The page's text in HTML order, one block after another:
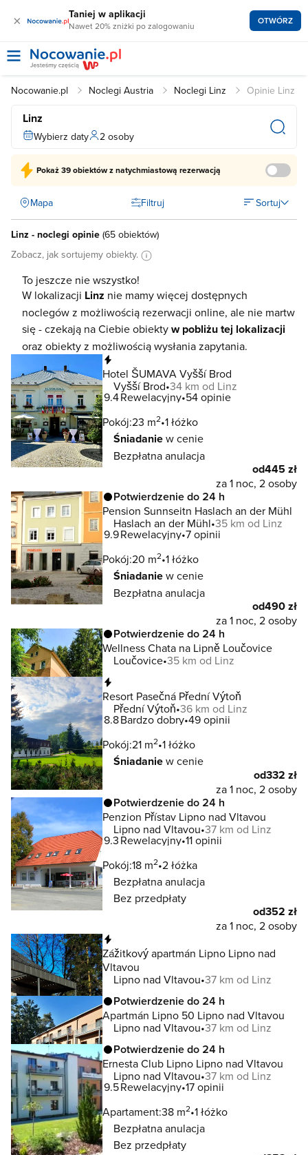
× Taniej w aplikacji
Nawet 20% zniżki po zalogowaniu OTWÓRZ
Nocowanie.pl Noclegi Austria Noclegi Linz Opinie Linz
Linz
Wybierz daty 2 osoby
Pokaż39 obiektówz natychmiastową rezerwacją
Mapa Filtruj Sortuj
Linz - noclegi opinie (65 obiektów)
Zobacz, jak sortujemy obiekty.
To jeszcze nie wszystko!
W lokalizacji Linz nie mamy więcej dostępnych
noclegów z możliwością rezerwacji online, ale nie martw
się - czekają na Ciebie obiektyw pobliżu tej lokalizacji
oraz obiekty z możliwością wysłania zapytania.
Hotel ŠUMAVA Vyšší Brod
Vyšší Brod 34 km od Linz
9.4Rewelacyjny 54 opinie
Pokój:23 m2 1 łóżko
Śniadaniew cenie
Bezpłatna anulacja
od445 zł
za 1 noc, 2 osoby
Potwierdzenie do 24 h
Pension Sunnseitn Haslach an der Mühl
Haslach an der Mühl 35 km od Linz
9.9Rewelacyjny 7 opinii
Pokój:20 m2 1 łóżko
Śniadaniew cenie
Bezpłatna anulacja
od490 zł
za 1 noc, 2 osoby
Potwierdzenie do 24 h
Wellness Chata na Lipně Loučovice
Loučovice 35 km od Linz
Resort Pasečná Přední Výtoň
Přední Výtoň 36 km od Linz
8.8Bardzo dobry 49 opinii
Pokój:21 m2 1 łóżko
Śniadaniew cenie
od332 zł
za 1 noc, 2 osoby
Potwierdzenie do 24 h
Penzion Přístav Lipno nad Vltavou
Lipno nad Vltavou 37 km od Linz
9.3Rewelacyjny 11 opinii
Pokój:18 m2 2 łóżka
Bezpłatna anulacja
Bez przedpłaty
od352 zł
za 1 noc, 2 osoby
Zážitkový apartmán Lipno Lipno nad
Vltavou
Lipno nad Vltavou 37 km od Linz
Potwierdzenie do 24 h
Apartmán Lipno 50 Lipno nad Vltavou
Lipno nad Vltavou 37 km od Linz
Potwierdzenie do 24 h
Ernesta Club Lipno Lipno nad Vltavou
Lipno nad Vltavou 37 km od Linz
9.5Rewelacyjny 17 opinii
Apartament:38 m2 1 łóżko
Bezpłatna anulacja
Bez przedpłaty